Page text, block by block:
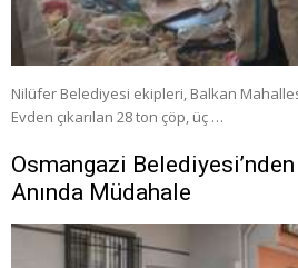
Nilüfer Belediyesi ekipleri, Balkan
Evden çıkarılan 28 ton çöp, üç …
Osmangazi
Anında Müdahale